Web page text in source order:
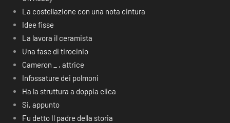
La costellazione con una nota cintura
Idee fisse
La lavora il ceramista
Una fase di tirocinio
Cameron _ , attrice
Infossature dei polmoni
Ha la struttura a doppia elica
Si, appunto
Fu detto Il padre della storia